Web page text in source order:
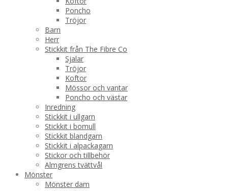
Poncho
Tröjor
Barn
Herr
Stickkit från The Fibre Co
Sjalar
Tröjor
Koftor
Mössor och vantar
Poncho och västar
Inredning
Stickkit i ullgarn
Stickkit i bomull
Stickkit blandgarn
Stickkit i alpackagarn
Stickor och tillbehör
Almgrens tvättvål
Mönster
Mönster dam